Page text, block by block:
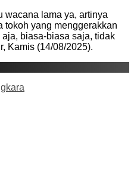
wacana lama ya, artinya
tokoh yang menggerakkan
biasa-biasa saja, tidak
Kamis (14/08/2025).